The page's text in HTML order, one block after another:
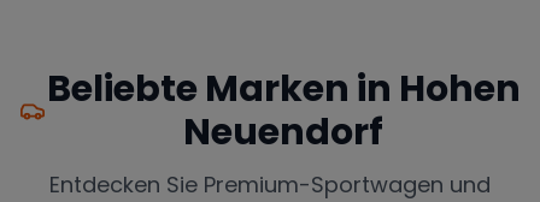
Beliebte Marken in Hohen
Neuendorf
Entdecken Sie Premium-Sportwagen und